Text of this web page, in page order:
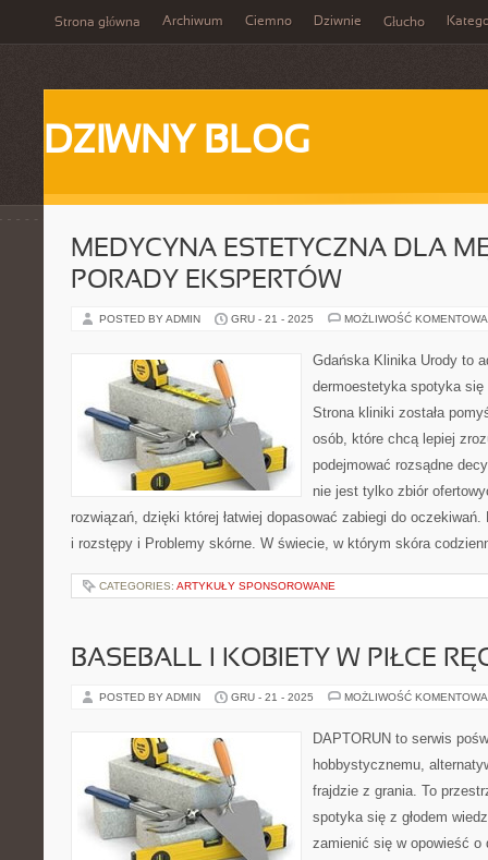
Strona główna Archiwum Ciemno Dziwnie Głucho
DZIWNY BLOG
MEDYCYNA ESTETYCZNA DLA
PORADY EKSPERTÓW
POSTED BY ADMIN GRU - 21 - 2025 MOŻLIWOŚĆ
Gdańska Klinika Urody to
dermoestetyka spotyka
Strona kliniki została
osób, które chcą lepiej
podejmować rozsądne
nie jest tylko zbiór
rozwiązań, dzięki której łatwiej dopasować zabiegi do
i rozstępy i Problemy skórne. W świecie, w którym skóra
CATEGORIES: ARTYKUŁY SPONSOROWANE
BASEBALL I KOBIETY W PIŁCE
POSTED BY ADMIN GRU - 21 - 2025 MOŻLIWOŚĆ
DAPTORUN to serwis
hobbystycznemu,
frajdzie z grania. To
spotyka się z głodem
zamienić się w opowieść o